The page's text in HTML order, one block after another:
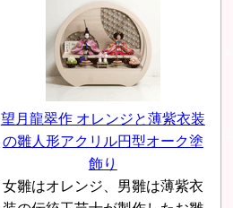
望月龍翠作 オレンジと薄紫衣装
の雛人形アクリル円型オーク塗
飾り
女雛はオレンジ、男雛は薄紫衣